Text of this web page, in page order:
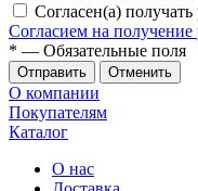
Согласен(а)
Согласием на
* — Обязательные поля
Отменить
О компании
Покупателям
Каталог
О нас